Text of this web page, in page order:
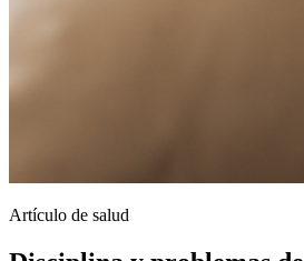
Artículo de salud